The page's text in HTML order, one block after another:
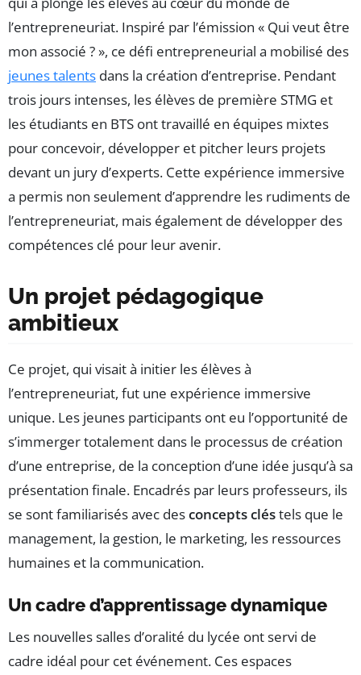
l’entrepreneuriat. Inspiré par l’émission « Qui veut être
mon associé ? », ce défi entrepreneurial a mobilisé des
jeunes talents dans la création d’entreprise. Pendant
trois jours intenses, les élèves de première STMG et
les étudiants en BTS ont travaillé en équipes mixtes
pour concevoir, développer et pitcher leurs projets
devant un jury d’experts. Cette expérience immersive
a permis non seulement d’apprendre les rudiments de
l’entrepreneuriat, mais également de développer des
compétences clé pour leur avenir.
Un projet pédagogique
ambitieux
Ce projet, qui visait à initier les élèves à
l’entrepreneuriat, fut une expérience immersive
unique. Les jeunes participants ont eu l’opportunité de
s’immerger totalement dans le processus de création
d’une entreprise, de la conception d’une idée jusqu’à sa
présentation finale. Encadrés par leurs professeurs, ils
se sont familiarisés avec desconcepts cléstels que le
management, la gestion, le marketing, les ressources
humaines et la communication.
Un cadre d’apprentissage dynamique
Les nouvelles salles d’oralité du lycée ont servi de
cadre idéal pour cet événement. Ces espaces